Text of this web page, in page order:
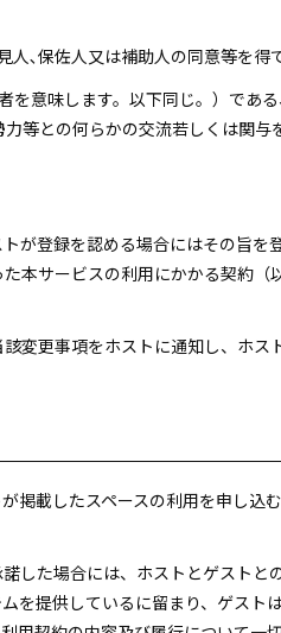
人､保佐人又は補助人の同意等を得
意味します。以下同じ。）であ
等との何らかの交流若しくは関与
が登録を認める場合にはその旨を
本サービスの利用にかかる契約（
変更事項をホストに通知し、ホス
掲載したスペースの利用を申し込
した場合には、ホストとゲストと
を提供しているに留まり、ゲスト